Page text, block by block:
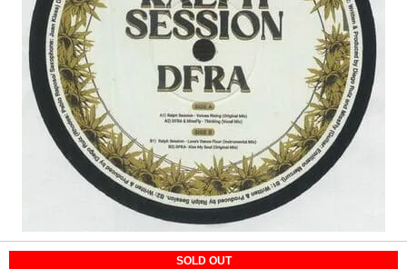
SOLD OUT